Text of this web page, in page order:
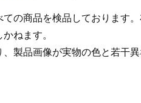
の商品を検品しております
ねます。
製品画像が実物の色と若干